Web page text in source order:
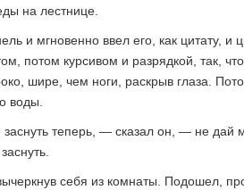
на лестнице.
и мгновенно ввел его, как цитату, и
потом курсивом и разрядкой, так,
шире, чем ноги, раскрыв глаза.
воды.
теперь, — сказал он, — не дай
себя из комнаты. Подошел,